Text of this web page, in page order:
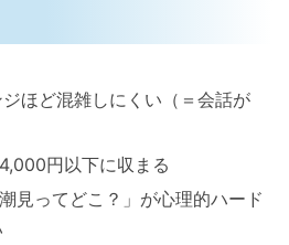
ほど混雑しにくい（＝会話が
円以下に収まる
見ってどこ？」が心理的ハード